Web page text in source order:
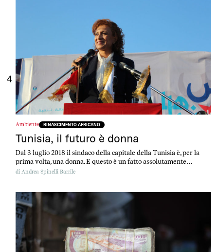
4
Ambiente RINASCIMENTO AFRICANO
Tunisia, il futuro è donna
Dal 3 luglio 2018 il sindaco della capitale della Tunisia è, per la
prima volta, una donna. E questo è un fatto assolutamente
rivoluzionario: si chiama Souad Abderrahim, ha 53 anni ed è a
di Andrea Spinelli Barrile